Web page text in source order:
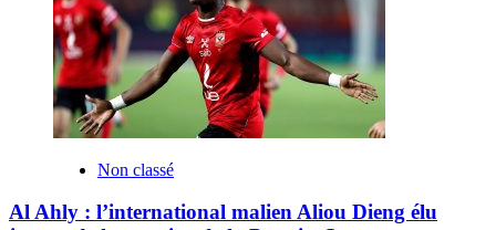
Non classé
Al Ahly : l’international malien Aliou Dieng élu